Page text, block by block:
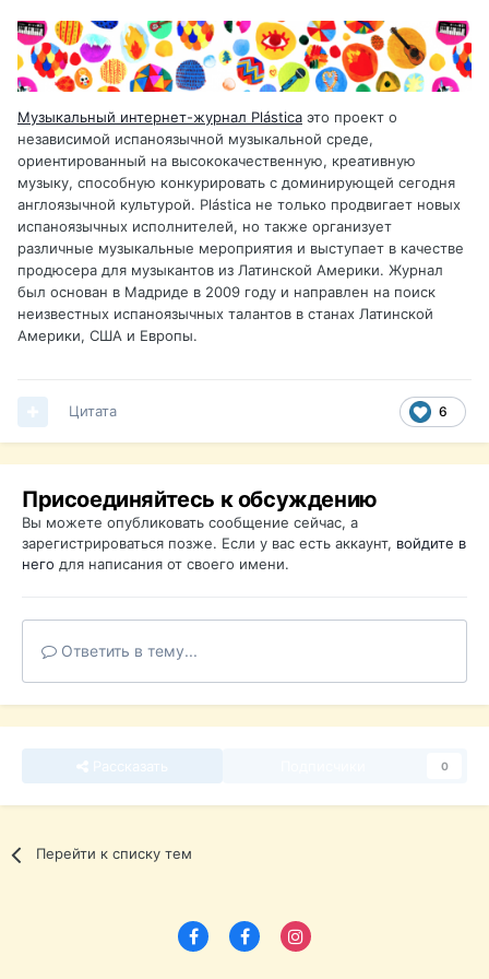
Музыкальный интернет-журнал Plástica это проект о
независимой испаноязычной музыкальной среде,
ориентированный на высококачественную, креативную
музыку, способную конкурировать с доминирующей сегодня
англоязычной культурой. Plástica не только продвигает новых
испаноязычных исполнителей, но также организует
различные музыкальные мероприятия и выступает в качестве
продюсера для музыкантов из Латинской Америки. Журнал
был основан в Мадриде в 2009 году и направлен на поиск
неизвестных испаноязычных талантов в станах Латинской
Америки, США и Европы.
6
Цитата
Присоединяйтесь к обсуждению
Вы можете опубликовать сообщение сейчас, а
зарегистрироваться позже. Если у вас есть аккаунт, войдите в
него для написания от своего имени.
Ответить в тему...
0
Перейти к списку тем